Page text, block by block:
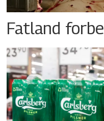
Fatland